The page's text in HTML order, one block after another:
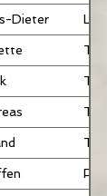
Dieter LB
TRB
TRB
TRB
TRB
PB